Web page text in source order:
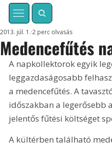
Medencefűtés
2013. júl. 1. 2 perc olvasás
A napkollektorok egyik
leggazdaságosabb
a medencefűtés. A
időszakban a legerősebb
jelentős fűtési költséget
A kültérben található